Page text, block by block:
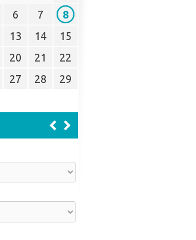
6 7
8
13 14
15
20 21
22
27 28
29